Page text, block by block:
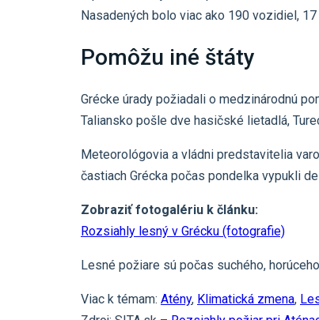
Nasadených bolo viac ako 190 vozidiel,
Pomôžu iné štáty
Grécke úrady požiadali o medzinárodnú
Taliansko pošle dve hasičské lietadlá,
Meteorológovia a vládni predstavitelia
častiach Grécka počas pondelka vypukli
Zobraziť fotogalériu k článku:
Rozsiahly lesný v Grécku (fotografie)
Lesné požiare sú počas suchého,
Viac k témam: Atény, Klimatická zmena,